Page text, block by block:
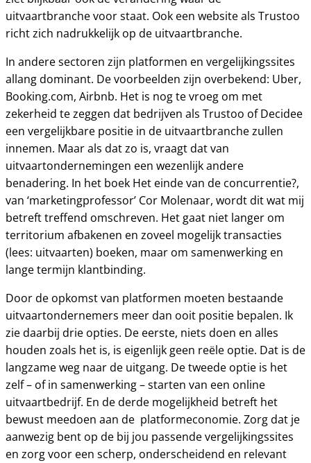
uitvaartbranche voor staat. Ook een website als Trustoo
richt zich nadrukkelijk op de uitvaartbranche.
In andere sectoren zijn platformen en vergelijkingssites
allang dominant. De voorbeelden zijn overbekend: Uber,
Booking.com, Airbnb. Het is nog te vroeg om met
zekerheid te zeggen dat bedrijven als Trustoo of Decidee
een vergelijkbare positie in de uitvaartbranche zullen
innemen. Maar als dat zo is, vraagt dat van
uitvaartondernemingen een wezenlijk andere
benadering. In het boek Het einde van de concurrentie?,
van ‘marketingprofessor’ Cor Molenaar, wordt dit wat mij
betreft treffend omschreven. Het gaat niet langer om
territorium afbakenen en zoveel mogelijk transacties
(lees: uitvaarten) boeken, maar om samenwerking en
lange termijn klantbinding.
Door de opkomst van platformen moeten bestaande
uitvaartondernemers meer dan ooit positie bepalen. Ik
zie daarbij drie opties. De eerste, niets doen en alles
houden zoals het is, is eigenlijk geen reële optie. Dat is de
langzame weg naar de uitgang. De tweede optie is het
zelf – of in samenwerking – starten van een online
uitvaartbedrijf. En de derde mogelijkheid betreft het
bewust meedoen aan de platformeconomie. Zorg dat je
aanwezig bent op de bij jou passende vergelijkingssites
en zorg voor een scherp, onderscheidend en relevant